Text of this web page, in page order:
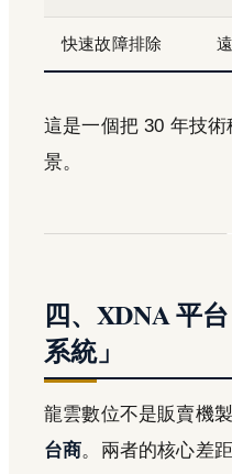
快速故障排除
這是一個把 30 年技
景。
四、XDNA 平
系統」
龍雲數位不是販賣機
台商。兩者的核心差